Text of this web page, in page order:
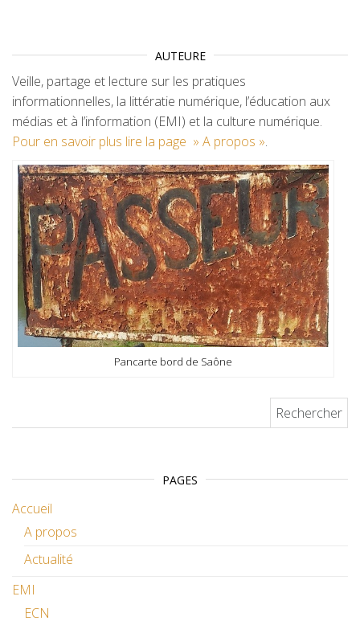
AUTEURE
Veille, partage et lecture sur les pratiques
informationnelles, la littératie numérique, l’éducation aux
médias et à l’information (EMI) et la culture numérique.
Pour en savoir plus lire la page » A propos ».
Pancarte bord de Saône
PAGES
Accueil
A propos
Actualité
EMI
ECN